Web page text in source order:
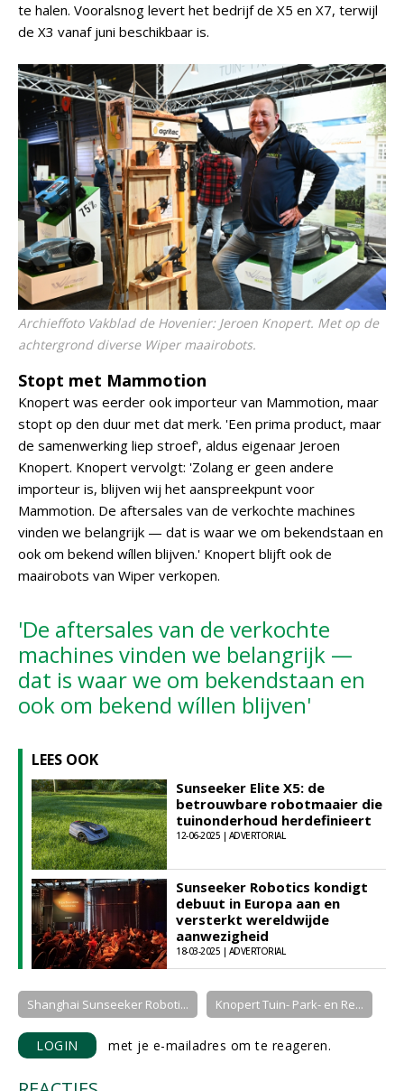
te halen. Vooralsnog levert het bedrijf de X5 en X7, terwijl
de X3 vanaf juni beschikbaar is.
Archieffoto Vakblad de Hovenier: Jeroen Knopert. Met op de
achtergrond diverse Wiper maairobots.
Stopt met Mammotion
Knopert was eerder ook importeur van Mammotion, maar
stopt op den duur met dat merk. 'Een prima product, maar
de samenwerking liep stroef', aldus eigenaar Jeroen
Knopert. Knopert vervolgt: 'Zolang er geen andere
importeur is, blijven wij het aanspreekpunt voor
Mammotion. De aftersales van de verkochte machines
vinden we belangrijk — dat is waar we om bekendstaan en
ook om bekend wíllen blijven.' Knopert blijft ook de
maairobots van Wiper verkopen.
'De aftersales van de verkochte
machines vinden we belangrijk —
dat is waar we om bekendstaan en
ook om bekend wíllen blijven'
LEES OOK
Sunseeker Elite X5: de
betrouwbare robotmaaier die
tuinonderhoud herdefinieert
12-06-2025 | ADVERTORIAL
Sunseeker Robotics kondigt
debuut in Europa aan en
versterkt wereldwijde
aanwezigheid
18-03-2025 | ADVERTORIAL
Shanghai Sunseeker Roboti... Knopert Tuin- Park- en Re...
LOGIN met je e-mailadres om te reageren.